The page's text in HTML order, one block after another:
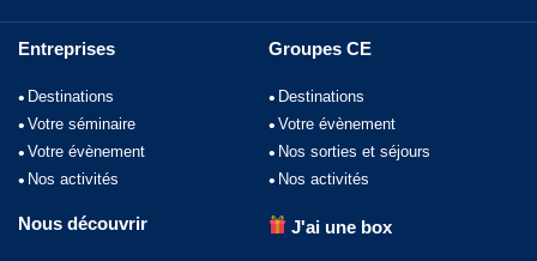
Entreprises
Destinations
Votre séminaire
Votre évènement
Nos activités
Groupes CE
Destinations
Votre évènement
Nos sorties et séjours
Nos activités
Nous découvrir J'ai une box